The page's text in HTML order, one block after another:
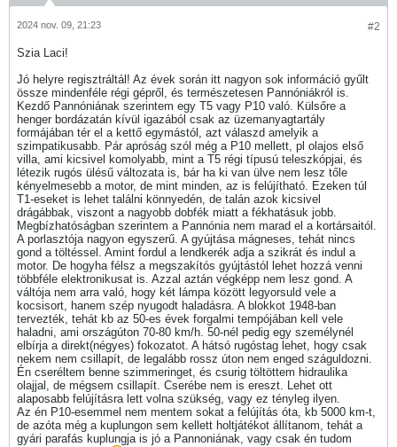
#2
2024 nov. 09, 21:23
Szia Laci!
Jó helyre regisztráltál! Az évek során itt nagyon sok információ gyűlt
össze mindenféle régi gépről, és természetesen Pannóniákról is.
Kezdő Pannóniának szerintem egy T5 vagy P10 való. Külsőre a
henger bordázatán kívül igazából csak az üzemanyagtartály
formájában tér el a kettő egymástól, azt válaszd amelyik a
szimpatikusabb. Pár apróság szól még a P10 mellett, pl olajos első
villa, ami kicsivel komolyabb, mint a T5 régi típusú teleszkópjai, és
létezik rugós ülésű változata is, bár ha ki van ülve nem lesz tőle
kényelmesebb a motor, de mint minden, az is felújítható. Ezeken túl
T1-eseket is lehet találni könnyedén, de talán azok kicsivel
drágábbak, viszont a nagyobb dobfék miatt a fékhatásuk jobb.
Megbízhatóságban szerintem a Pannónia nem marad el a kortársaitól.
A porlasztója nagyon egyszerű. A gyújtása mágneses, tehát nincs
gond a töltéssel. Amint fordul a lendkerék adja a szikrát és indul a
motor. De hogyha félsz a megszakítós gyújtástól lehet hozzá venni
többféle elektronikusat is. Azzal aztán végképp nem lesz gond. A
váltója nem arra való, hogy két lámpa között legyorsuld vele a
kocsisort, hanem szép nyugodt haladásra. A blokkot 1948-ban
tervezték, tehát kb az 50-es évek forgalmi tempójában kell vele
haladni, ami országúton 70-80 km/h. 50-nél pedig egy személynél
elbírja a direkt(négyes) fokozatot. A hátsó rugóstag lehet, hogy csak
nekem nem csillapít, de legalább rossz úton nem enged száguldozni.
Én cseréltem benne szimmeringet, és csurig töltöttem hidraulika
olajjal, de mégsem csillapít. Cserébe nem is ereszt. Lehet ott
alaposabb felújításra lett volna szükség, vagy ez tényleg ilyen.
Az én P10-esemmel nem mentem sokat a felújítás óta, kb 5000 km-t,
de azóta még a kuplungon sem kellett holtjátékot állítanom, tehát a
gyári parafás kuplungja is jó a Pannoniának, vagy csak én tudom